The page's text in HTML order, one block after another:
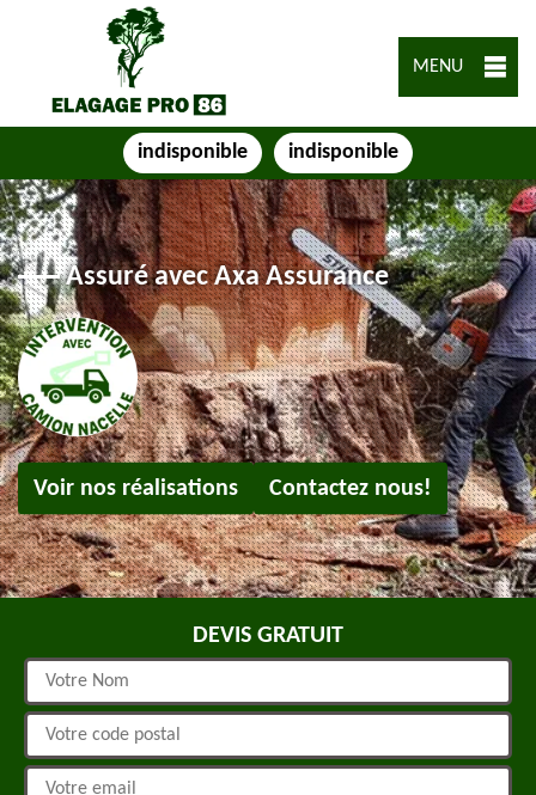
MENU
indisponible indisponible
Assuré avec Axa Assurance
Voir nos réalisations Contactez nous!
DEVIS GRATUIT